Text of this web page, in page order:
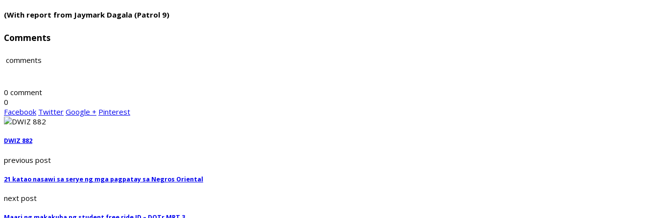
(With report from Jaymark Dagala (Patrol 9)
Comments
comments
0 comment
0
Facebook Twitter Google + Pinterest
DWIZ 882
previous post
21 katao nasawi sa serye ng mga pagpatay sa Negros Oriental
next post